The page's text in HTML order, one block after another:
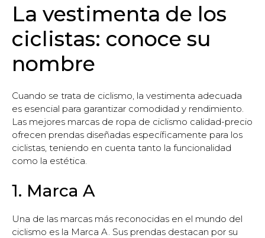
La vestimenta de los
ciclistas: conoce su
nombre
Cuando se trata de ciclismo, la vestimenta adecuada
es esencial para garantizar comodidad y rendimiento.
Las mejores marcas de ropa de ciclismo calidad-precio
ofrecen prendas diseñadas específicamente para los
ciclistas, teniendo en cuenta tanto la funcionalidad
como la estética.
1. Marca A
Una de las marcas más reconocidas en el mundo del
ciclismo es la Marca A. Sus prendas destacan por su